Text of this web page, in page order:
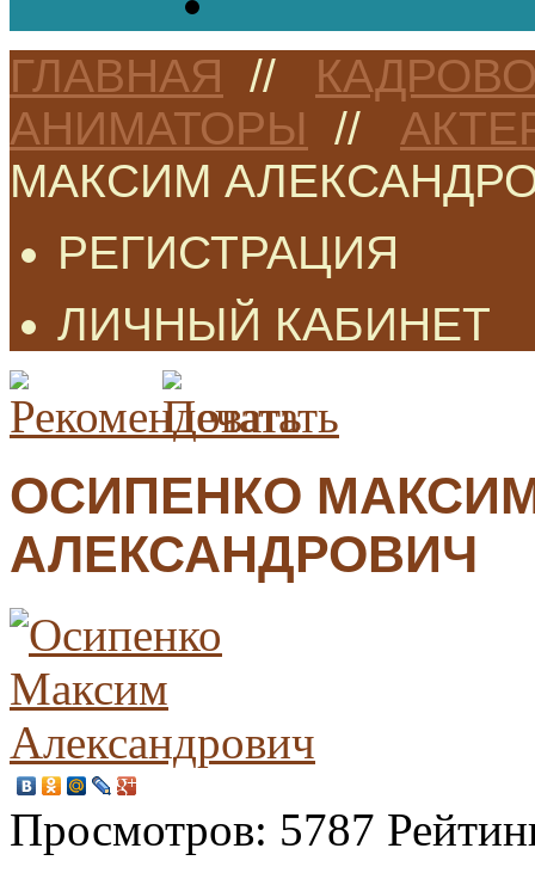
ГЛАВНАЯ //
АНИМАТОРЫ //
МАКСИМ
РЕГИСТРАЦИЯ
ЛИЧНЫЙ КАБИНЕТ
ОСИПЕНКО
АЛЕКСАНДРОВИЧ
Просмотров: 5787